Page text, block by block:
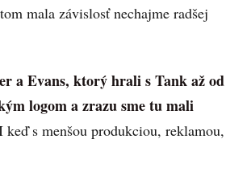
mala závislosť nechajme radšej
a Evans, ktorý hrali s Tank až od
logom a zrazu sme tu mali
s menšou produkciou, reklamou,